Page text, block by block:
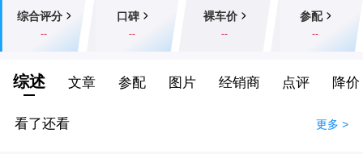
综合评分
--
口碑
--
裸车价
--
参配
--
综述 文章 参配 图片 经销商 点评 降价
看了还看 更多 >